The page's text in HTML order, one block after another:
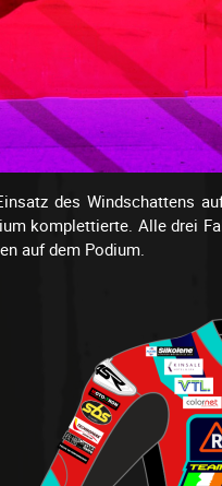
des Windschattens
komplettierte. Alle drei
auf dem Podium.